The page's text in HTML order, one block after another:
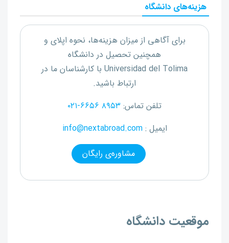
هزینه‌های دانشگاه
برای آگاهی از میزان هزینه‌ها، نحوه اپلای و
همچنین تحصیل در دانشگاه
Universidad del Tolima با کارشناسان ما در
ارتباط باشید.
تلفن تماس: ۰۲۱-۶۶۵۶ ۸۹۵۳
ایمیل :info@nextabroad.com
مشاوره‌ی رایگان
موقعیت دانشگاه